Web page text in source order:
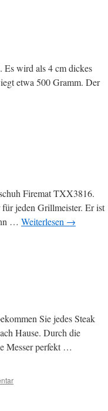
Es wird als 4 cm dickes
etwa 500 Gramm. Der
Firemat TXX3816.
jeden Grillmeister. Er ist
… Weiterlesen →
Sie jedes Steak
Hause. Durch die
Messer perfekt …